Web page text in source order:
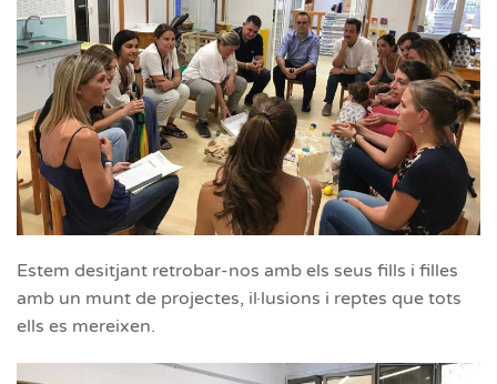
Estem desitjant retrobar-nos amb els seus fills i filles
amb un munt de projectes, il·lusions i reptes que tots
ells es mereixen.